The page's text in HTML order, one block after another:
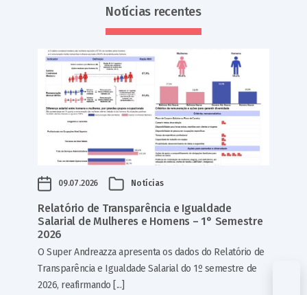
Notícias recentes
09.07.2026 Notícias
Relatório de Transparência e Igualdade
Salarial de Mulheres e Homens – 1° Semestre
2026
O Super Andreazza apresenta os dados do Relatório de
Transparência e Igualdade Salarial do 1º semestre de
2026, reafirmando [...]